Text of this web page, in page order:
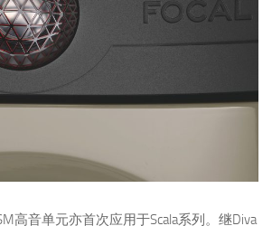
高音单元亦首次应用于Scala系列。继Diva